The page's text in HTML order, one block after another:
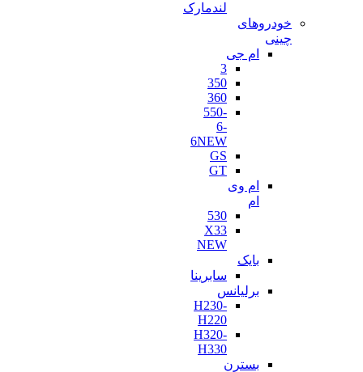
لندمارک
خودروهای
چینی
ام جی
3
350
360
550-
6-
6NEW
GS
GT
ام وی
ام
530
X33
NEW
بایک
سابرینا
برلیانس
H230-
H220
H320-
H330
بسترن